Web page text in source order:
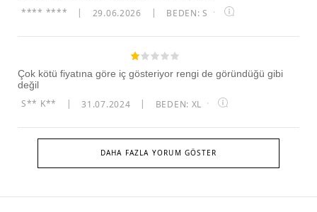
**** **** 29.06.2026 BEDEN: S ·
Çok kötü fiyatına göre iç gösteriyor rengi de göründüğü gibi
değil
S** K** 31.07.2024 BEDEN: XL ·
DAHA FAZLA YORUM GÖSTER